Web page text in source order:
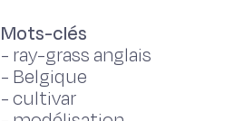
Mots-clés
- ray-grass anglais
- Belgique
-cultivar